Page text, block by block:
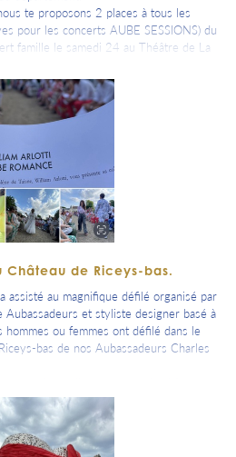
te proposons 2 places à tous les
pour les concerts AUBE SESSIONS) du
famille le samedi 24 au Théâtre de La
ton agenda.
32 de Camille Vasseur, directrice du
Château de Riceys-bas.
assisté au magnifique défilé organisé par
et styliste designer basé à
hommes ou femmes ont défilé dans le
bas de nos Aubassadeurs Charles